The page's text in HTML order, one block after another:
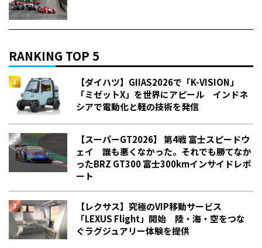
RANKING TOP 5
【ダイハツ】GIIAS2026で「K-VISION」
「ミゼットX」を世界にアピール インドネ
シアで電動化と軽の技術を発信
【スーパーGT2026】 第4戦 富士スピードウ
ェイ 誰も悪くなかった。それでも勝てなか
った――BRZ GT300 富士300kmインサイドレポ
ート
【レクサス】究極のVIP移動サービス
「LEXUS Flight」開始 陸・海・空をつな
ぐラグジュアリー体験を提供